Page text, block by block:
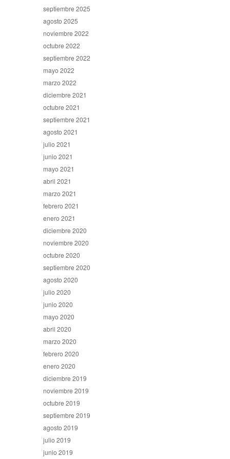
septiembre 2025
agosto 2025
noviembre 2022
octubre 2022
septiembre 2022
mayo 2022
marzo 2022
diciembre 2021
octubre 2021
septiembre 2021
agosto 2021
julio 2021
junio 2021
mayo 2021
abril 2021
marzo 2021
febrero 2021
enero 2021
diciembre 2020
noviembre 2020
octubre 2020
septiembre 2020
agosto 2020
julio 2020
junio 2020
mayo 2020
abril 2020
marzo 2020
febrero 2020
enero 2020
diciembre 2019
noviembre 2019
octubre 2019
septiembre 2019
agosto 2019
julio 2019
junio 2019